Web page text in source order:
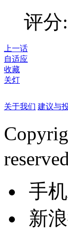
评分:
上一话
自适应
收藏
关灯
关于我们 建议与
reserved
手
新